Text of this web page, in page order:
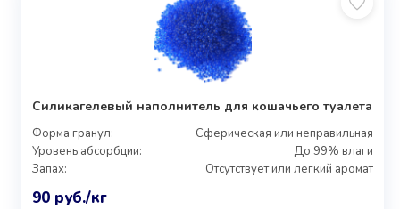
Силикагелевый наполнитель для кошачьего туалета
Форма гранул:
Сферическая или неправильная
Уровень абсорбции:
До 99% влаги
Запах:
Отсутствует или легкий аромат
90 руб./кг